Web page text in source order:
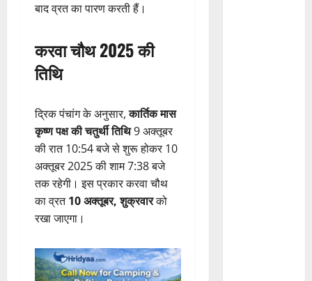
बाद व्रत का पारण करती हैं।
करवा चौथ 2025 की
तिथि
द्रिक पंचांग के अनुसार,कार्तिक मास
कृष्ण पक्ष की चतुर्थी तिथि9 अक्तूबर
की रात 10:54 बजे से शुरू होकर 10
अक्तूबर 2025 की शाम 7:38 बजे
तक रहेगी। इस प्रकार करवा चौथ
का व्रत10 अक्तूबर, शुक्रवारको
रखा जाएगा।